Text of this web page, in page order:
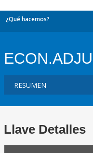
¿Qué hacemos?
Llave Detalles